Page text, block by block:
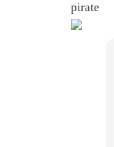
pirate